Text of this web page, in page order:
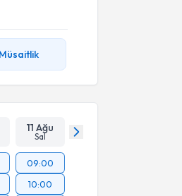
11 Ağu
Sal
09:00
10:00